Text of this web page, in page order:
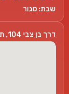
שבת: סגור
דרך בן צבי 104, תל אביב-יפו